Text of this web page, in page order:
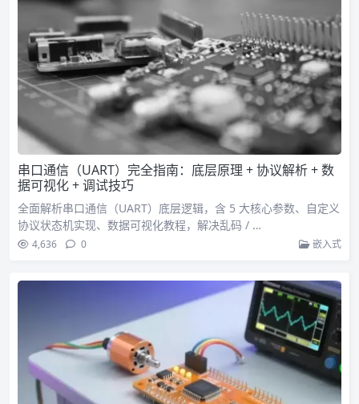
串口通信（UART）完全指南：底层原理 + 协议解析 + 数
据可视化 + 调试技巧
全面解析串口通信（UART）底层逻辑，含 5 大核心参数、自定义
协议状态机实现、数据可视化教程，解决乱码 / …
4,636 0 嵌入式